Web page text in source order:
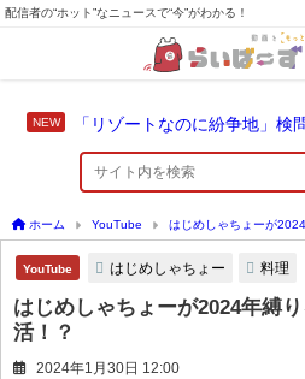
配信者の“ホット”なニュースで“今”がわかる！
「リゾートなのに紛争地」検
ホーム YouTube はじめしゃちょーが
YouTube はじめしゃちょー 料理
はじめしゃちょーが2024年縛
活！？
2024年1月30日 12:00